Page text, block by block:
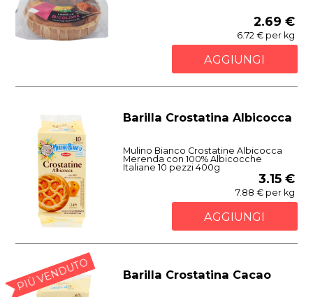
2.69 €
6.72 € per kg
AGGIUNGI
Barilla Crostatina Albicocca
Mulino Bianco Crostatine Albicocca
Merenda con 100% Albicocche
Italiane 10 pezzi 400g
3.15 €
7.88 € per kg
AGGIUNGI
PIÙ VENDUTO Barilla Crostatina Cacao